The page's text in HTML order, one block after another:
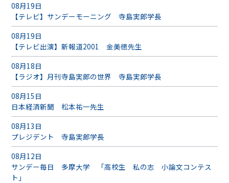
08月19日
【テレビ】サンデーモーニング 寺島実郎学長
08月19日
【テレビ出演】新報道2001 金美徳先生
08月18日
【ラジオ】月刊寺島実郎の世界 寺島実郎学長
08月15日
日本経済新聞 松本祐一先生
08月13日
プレジデント 寺島実郎学長
08月12日
サンデー毎日 多摩大学 「高校生 私の志 小論文コンテス
ト」